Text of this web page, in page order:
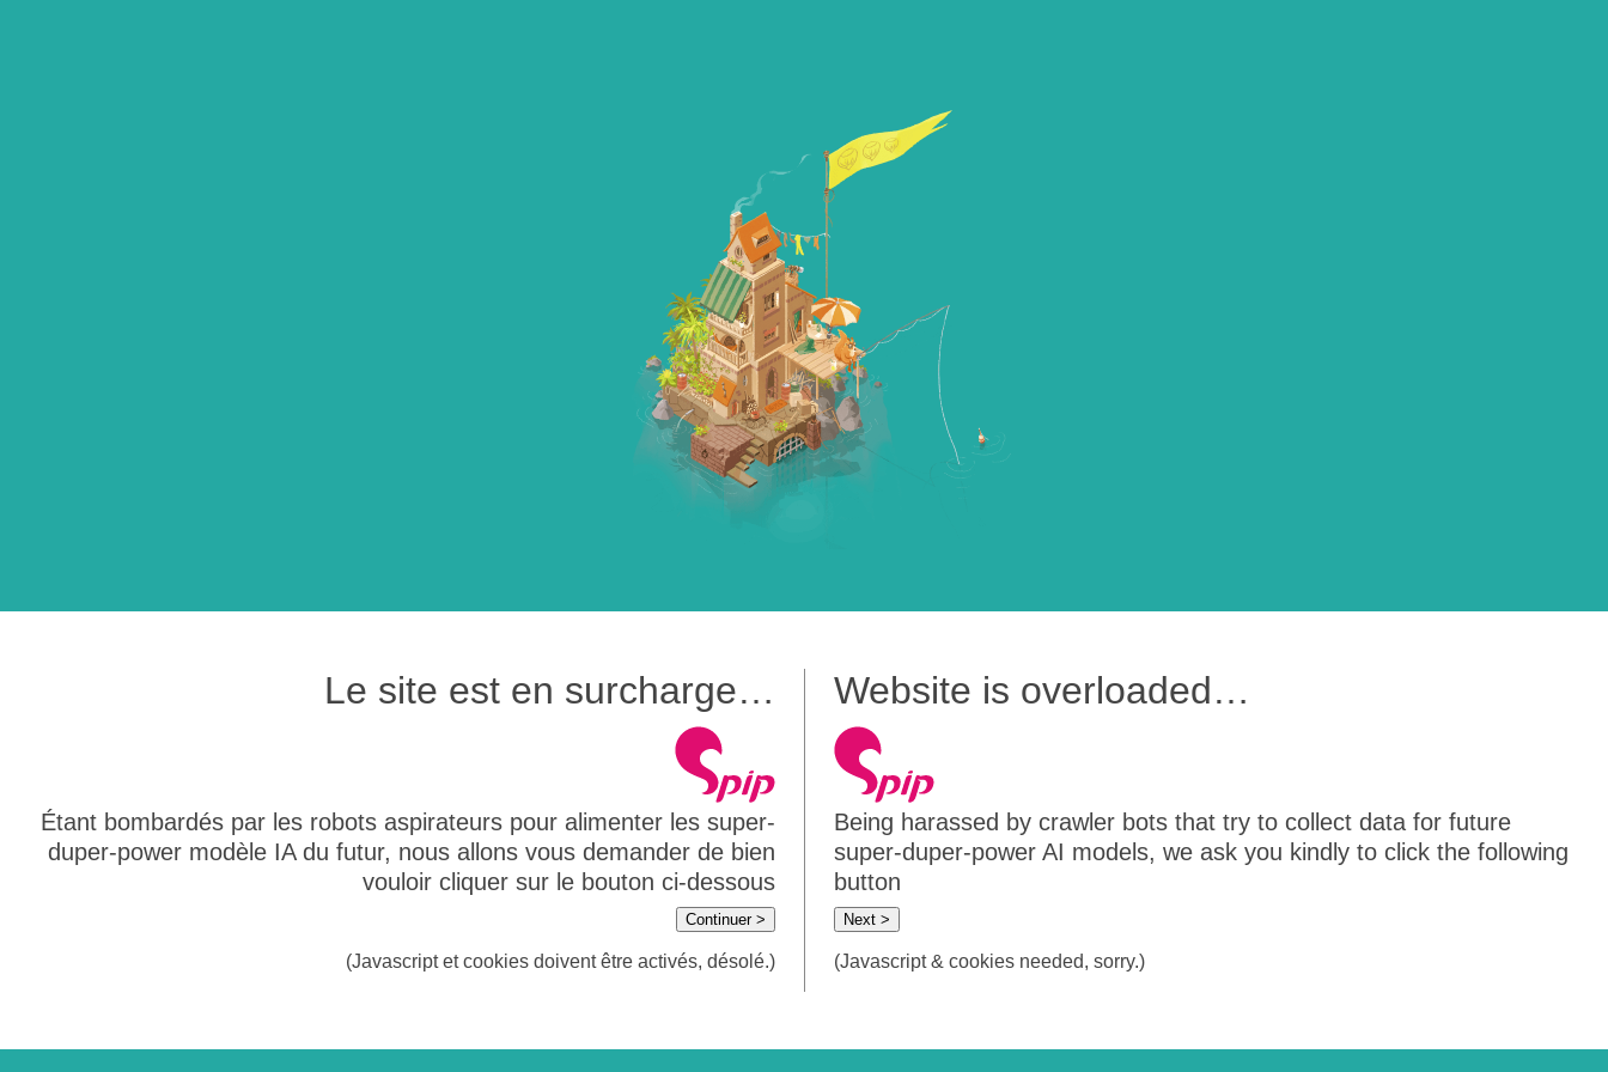
Le site est en surcharge…
Étant bombardés par les robots aspirateurs pour alimenter les super-
duper-power modèle IA du futur, nous allons vous demander de bien
vouloir cliquer sur le bouton ci-dessous
Continuer >
(Javascript et cookies doivent être activés, désolé.)
Website is overloaded…
Being harassed by crawler bots that try to collect data for future
super-duper-power AI models, we ask you kindly to click the following
button
Next >
(Javascript & cookies needed, sorry.)